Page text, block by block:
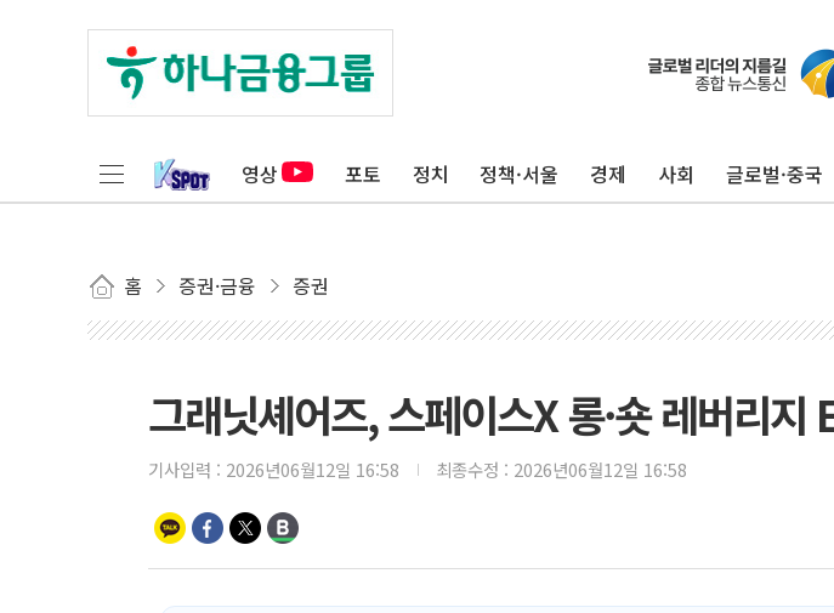
영상 포토 정치 정책·서울 경제 사회 글로벌·중국
홈 증권·금융 증권
그래닛셰어즈, 스페이스X 롱·숏 레버리지
기사입력 : 2026년06월12일 16:58 최종수정 : 2026년06월12일 16:58